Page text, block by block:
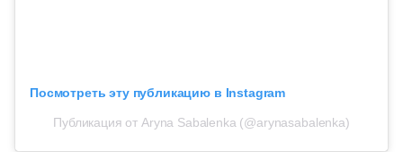
Посмотреть эту публикацию в Instagram
Публикация от Aryna Sabalenka (@arynasabalenka)